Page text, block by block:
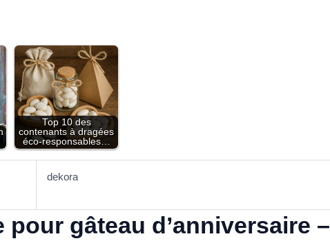
Top 10 des
contenants à dragées
éco-responsables…
dekora
gâteau d’anniversaire –